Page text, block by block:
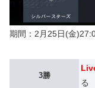
期間：2月25日(金
3勝
る